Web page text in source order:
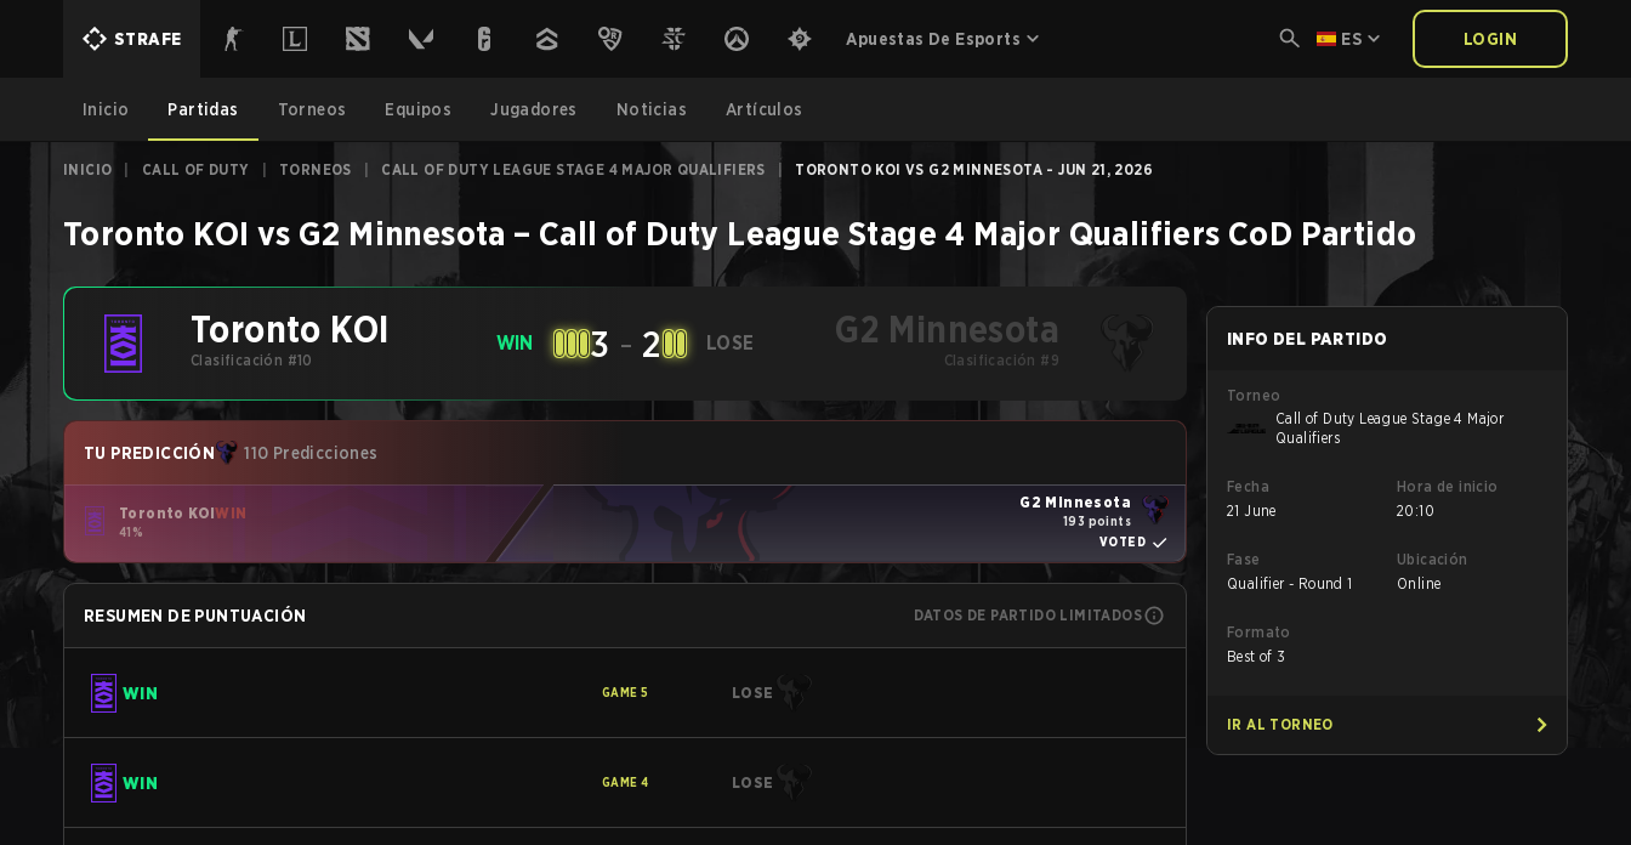
STRAFE Apuestas De Esports ES LOGIN
Inicio Partidas Torneos Equipos Jugadores Noticias Artículos
INICIO CALL OF DUTY TORNEOS CALL OF DUTY LEAGUE STAGE 4 MAJOR QUALIFIERS TORONTO KOI VS G2 MINNESOTA - JUN 21, 2026
Toronto KOI vs G2 Minnesota – Call of Duty League Stage 4 Major Qualifiers CoD Partido
Toronto KOI
Clasificación #10
WIN 3 - 2 LOSE G2 Minnesota
Clasificación #9
TU PREDICCIÓN 110 Predicciones
Toronto KOIWIN
41%
G2 Minnesota
193 points
VOTED
RESUMEN DE PUNTUACIÓN DATOS DE PARTIDO LIMITADOS
WIN GAME 5 LOSE
WIN GAME 4 LOSE
INFO DEL PARTIDO
Torneo
Call of Duty League Stage 4 Major
Qualifiers
Fecha
21 June
Hora de inicio
20:10
Fase
Qualifier - Round 1
Ubicación
Online
Formato
Best of 3
IR AL TORNEO